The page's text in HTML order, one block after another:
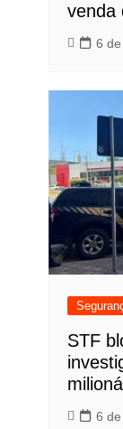
venda
6
STF
6